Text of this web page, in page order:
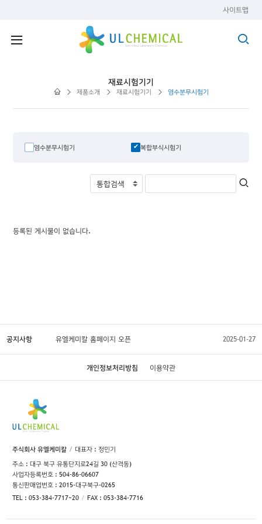
사이트맵
재료시험기기
제품소개 재료시험기기 염수분무시험기
염수분무시험기 복합부식시험기
등록된 게시물이 없습니다.
공지사항 유엘케미칼 홈페이지 오픈 2025-01-27
개인정보처리방침 이용약관
주식회사 유엘케미칼
대표자 : 정민기
주소 : 대구 북구 유통단지로24길 30 (산격동)
사업자등록번호 : 504-86-06607
통신판매업번호 : 2015-대구북구-0265
TEL : 053-384-7717~20
FAX : 053-384-7716